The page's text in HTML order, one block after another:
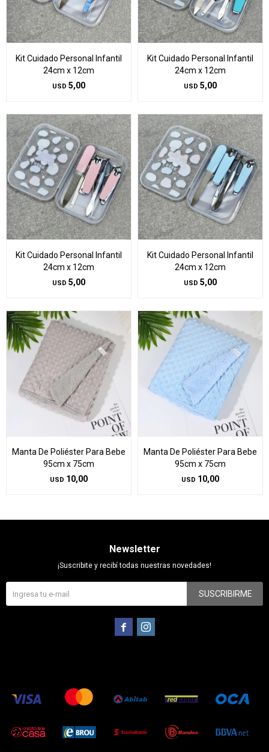
Kit Cuidado Personal Infantil
24cm x 12cm
USD 5,00
Kit Cuidado Personal Infantil
24cm x 12cm
USD 5,00
Kit Cuidado Personal Infantil
24cm x 12cm
USD 5,00
Kit Cuidado Personal Infantil
24cm x 12cm
USD 5,00
Manta De Poliéster Para Bebe
95cm x 75cm
USD 10,00
Manta De Poliéster Para Bebe
95cm x 75cm
USD 10,00
Newsletter
¡Suscribite y recibí todas nuestras novedades!
SUSCRIBIRME
 